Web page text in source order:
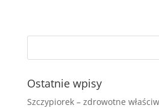
Ostatnie wpisy
Szczypiorek – zdrowotne